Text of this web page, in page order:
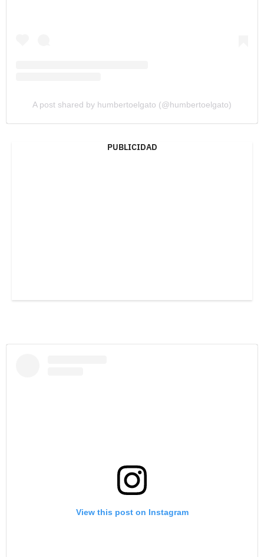
A post shared by humbertoelgato (@humbertoelgato)
PUBLICIDAD
View this post on Instagram